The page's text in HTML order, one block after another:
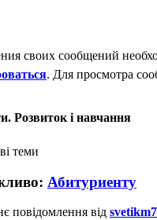
своих сообщений
. Для просмотра
Розвиток і навчання
теми
Абитуриенту
повідомлення від